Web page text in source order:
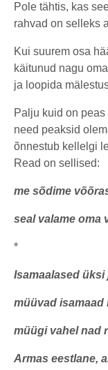
Pole tähtis, kas
rahvad on selleks
Kui suurem osa
käitunud nagu
ja loopida
Palju kuid on
need peaksid
õnnestub kellelgi
Read on sellised:
me sõdime
seal valame oma
*
Isamaalased üksi
müüvad isamaad
müügi vahel nad
Armas eestlane,